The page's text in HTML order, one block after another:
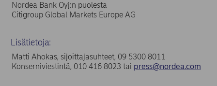
Nordea Bank Oyj:n puolesta
Citigroup Global Markets Europe AG
Lisätietoja:
Matti Ahokas, sijoittajasuhteet, 09 5300 8011
Konserniviestintä, 010 416 8023 tai press@nordea.com